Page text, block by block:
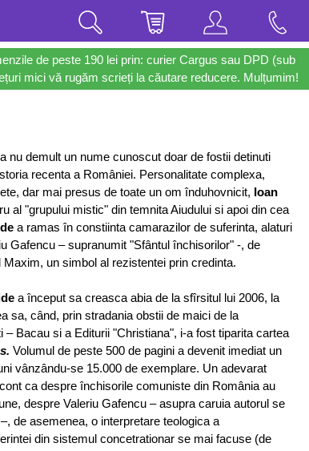
de peste 190 lei prin: curier Cargus sau DPD (sub
mici vă rugăm scrieți la căutare reducere. Mulțumim!
nu demult un nume cunoscut doar de fostii detinuti
recenta a României. Personalitate complexa,
dar mai presus de toate un om înduhovnicit, Ioan
al "grupului mistic" din temnita Aiudului si apoi din cea
a ramas în constiinta camarazilor de suferinta, alaturi
Gafencu – supranumit "Sfântul închisorilor" -, de
un simbol al rezistentei prin credinta.
a început sa creasca abia de la sfîrsitul lui 2006, la
sa, când, prin stradania obstii de maici de la
– Bacau si a Editurii "Christiana", i-a fost tiparita cartea
Volumul de peste 500 de pagini a devenit imediat un
vânzându-se 15.000 de exemplare. Un adevarat
ca despre închisorile comuniste din România au
despre Valeriu Gafencu – asupra caruia autorul se
de asemenea, o interpretare teologica a
din sistemul concetrationar se mai facuse (de